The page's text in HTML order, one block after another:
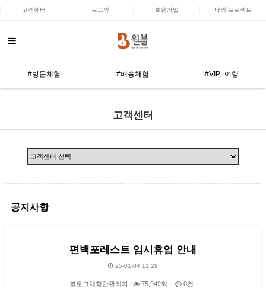
고객센터 로그인 회원가입 나의 프로젝트
#방문체험 #배송체험 #VIP_여행
고객센터
공지사항
편백포레스트 임시휴업 안내
25-01-04 11:28
블로그체험단관리자 75,942회 0건